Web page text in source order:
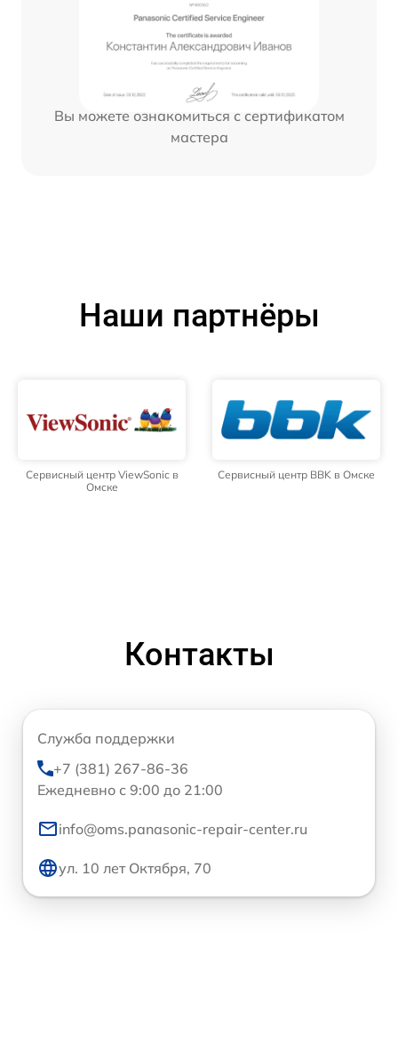
Вы можете ознакомиться с сертификатом
мастера
Наши партнёры
Сервисный центр ViewSonic в
Омске
Сервисный центр BBK в Омске
Контакты
Служба поддержки
+7 (381) 267-86-36
Ежедневно с 9:00 до 21:00
info@oms.panasonic-repair-center.ru
ул. 10 лет Октября, 70